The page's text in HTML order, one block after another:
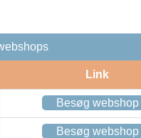
Link
Besøg webshop
Besøg webshop